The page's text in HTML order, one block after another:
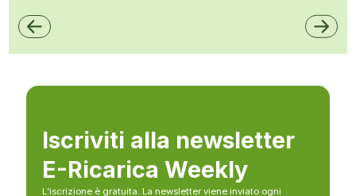
Iscriviti alla newsletter
E-Ricarica Weekly
L’iscrizione è gratuita. La newsletter viene inviato ogni